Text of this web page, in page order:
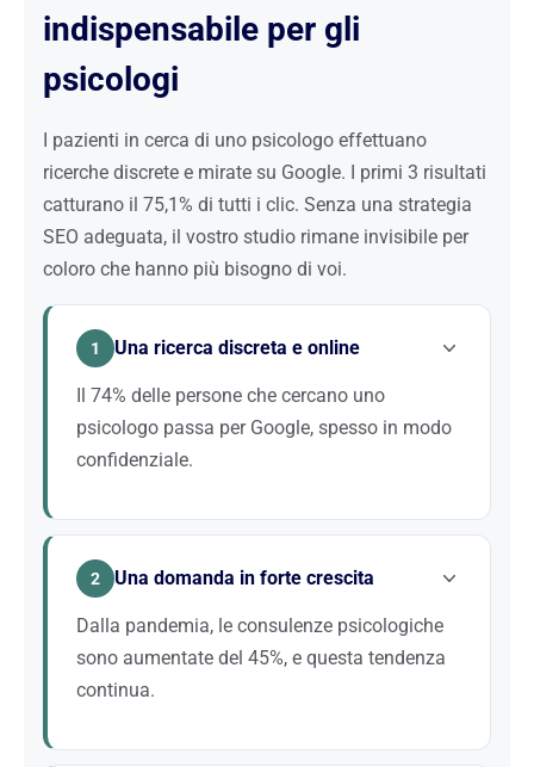
indispensabile per gli
psicologi
I pazienti in cerca di uno psicologo effettuano
ricerche discrete e mirate su Google. I primi 3 risultati
catturano il 75,1% di tutti i clic. Senza una strategia
SEO adeguata, il vostro studio rimane invisibile per
coloro che hanno più bisogno di voi.
1 Una ricerca discreta e online
Il 74% delle persone che cercano uno
psicologo passa per Google, spesso in modo
confidenziale.
A differenza di altre professioni sanitarie, la ricerca
preferiscono cercare discretamente online piuttosto
Google significa essere presenti nel momento esatto
in cui il paziente compie il proprio passo.
2 Una domanda in forte crescita
Dalla pandemia, le consulenze psicologiche
sono aumentate del 45%, e questa tendenza
continua.
La sensibilizzazione alla salute mentale progredisce